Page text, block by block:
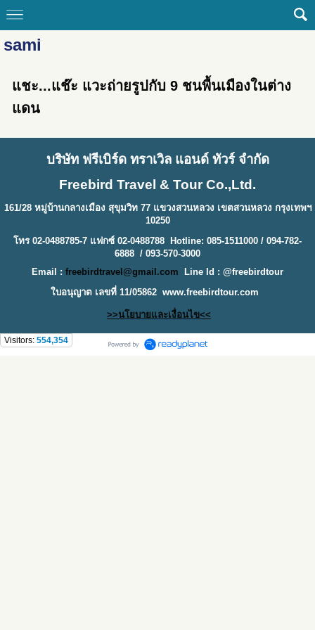
sami
แชะ...แช๊ะ แวะถ่ายรูปกับ 9 ชนพื้นเมืองในต่าง
แดน
บริษัท ฟรีเบิร์ด ทราเวิล แอนด์ ทัวร์ จำกัด
Freebird Travel & Tour Co.,Ltd.
161/28 หมู่บ้านกลางเมือง สุขุมวิท 77 แขวงสวนหลวง เขตสวนหลวง กรุงเทพฯ
10250
โทร 02-0488785-7 แฟกซ์ 02-0488788 Hotline: 085-1511000 / 094-782-
6888 / 093-570-3000
Email : freebirdtravel@gmail.com
Line Id : @freebirdtour
ใบอนุญาต เลขที่ 11/05862 www.freebirdtour.com
>>นโยบายและเงื่อนไข<<
Visitors: 554,354